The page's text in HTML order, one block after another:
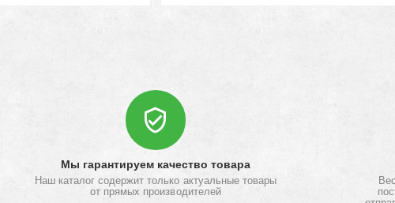
Мы гарантируем качество товара
Наш каталог содержит только актуальные товары
от прямых производителей